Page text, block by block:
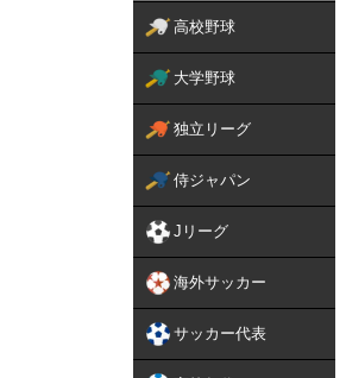
高校野球
大学野球
独立リーグ
侍ジャパン
Jリーグ
海外サッカー
サッカー代表